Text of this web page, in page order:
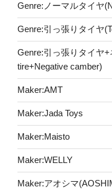
Genre:ノーマルタイヤ
Genre:引っ張りタイヤ
Genre:引っ張りタイヤ
tire+Negative camber)
Maker:AMT
Maker:Jada Toys
Maker:Maisto
Maker:WELLY
Maker:アオシマ